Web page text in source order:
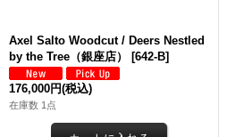
Axel Salto Woodcut / Deers Nestled
by the Tree（銀座店）
[642-B]
176,000円(税込)
在庫数 1点